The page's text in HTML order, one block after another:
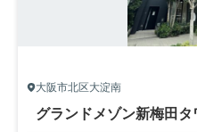
大阪市北区大淀南